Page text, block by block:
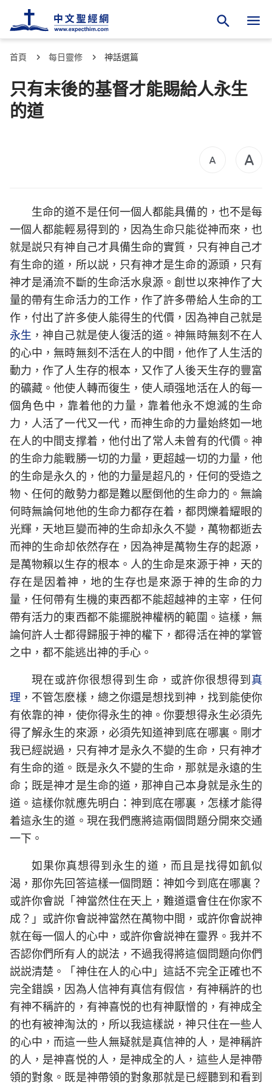
首頁 每日靈修 神話選篇
只有末後的基督才能賜給人永生
的道
生命的道不是任何一個人都能具備的，也不是每
一個人都能輕易得到的，因為生命只能從神而來，也
就是説只有神自己才具備生命的實質，只有神自己才
有生命的道，所以説，只有神才是生命的源頭，只有
神才是涌流不斷的生命活水泉源。創世以來神作了大
量的帶有生命活力的工作，作了許多帶給人生命的工
作，付出了許多使人能得生的代價，因為神自己就是
永生 ，神自己就是使人復活的道。神無時無刻不在人
的心中，無時無刻不活在人的中間，他作了人生活的
動力，作了人生存的根本，又作了人後天生存的豐富
的礦藏。他使人轉而復生，使人頑强地活在人的每一
個角色中，靠着他的力量，靠着他永不熄滅的生命
力，人活了一代又一代，而神生命的力量始終如一地
在人的中間支撑着，他付出了常人未曾有的代價。神
的生命力能戰勝一切的力量，更超越一切的力量，他
的生命是永久的，他的力量是超凡的，任何的受造之
物、任何的敵勢力都是難以壓倒他的生命力的。無論
何時無論何地他的生命力都存在着，都閃爍着耀眼的
光輝，天地巨變而神的生命却永久不變，萬物都逝去
而神的生命却依然存在，因為神是萬物生存的起源，
是萬物賴以生存的根本。人的生命是來源于神，天的
存在是因着神，地的生存也是來源于神的生命的力
量，任何帶有生機的東西都不能超越神的主宰，任何
帶有活力的東西都不能擺脱神權柄的範圍。這樣，無
論何許人士都得歸服于神的權下，都得活在神的掌管
之中，都不能逃出神的手心。
現在或許你很想得到生命，或許你很想得到 真
理 ，不管怎麽樣，總之你還是想找到神，找到能使你
有依靠的神，使你得永生的神。你要想得永生必須先
得了解永生的來源，必須先知道神到底在哪裏。剛才
我已經説過，只有神才是永久不變的生命，只有神才
有生命的道。既是永久不變的生命，那就是永遠的生
命；既是神才是生命的道，那神自己本身就是永生的
道。這樣你就應先明白：神到底在哪裏，怎樣才能得
着這永生的道。現在我們應將這兩個問題分開來交通
一下。
如果你真想得到永生的道，而且是找得如飢似
渴，那你先回答這樣一個問題：神如今到底在哪裏？
或許你會説「神當然住在天上，難道還會住在你家不
成？」或許你會説神當然在萬物中間，或許你會説神
就在每一個人的心中，或許你會説神在靈界。我并不
否認你們所有人的説法，不過我得將這個問題向你們
説説清楚。「神住在人的心中」這話不完全正確也不
完全錯誤，因為人信神有真信有假信，有神稱許的也
有神不稱許的，有神喜悦的也有神厭憎的，有神成全
的也有被神淘汰的，所以我這樣説，神只住在一些人
的心中，而這一些人無疑就是真信神的人，是神稱許
的人，是神喜悦的人，是神成全的人，這些人是神帶
領的對象。既是神帶領的對象那就是已經聽到和看到